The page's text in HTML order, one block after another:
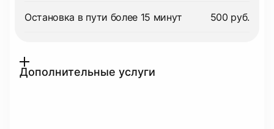
Остановка в пути более 15 минут 500 руб.
Дополнительные услуги